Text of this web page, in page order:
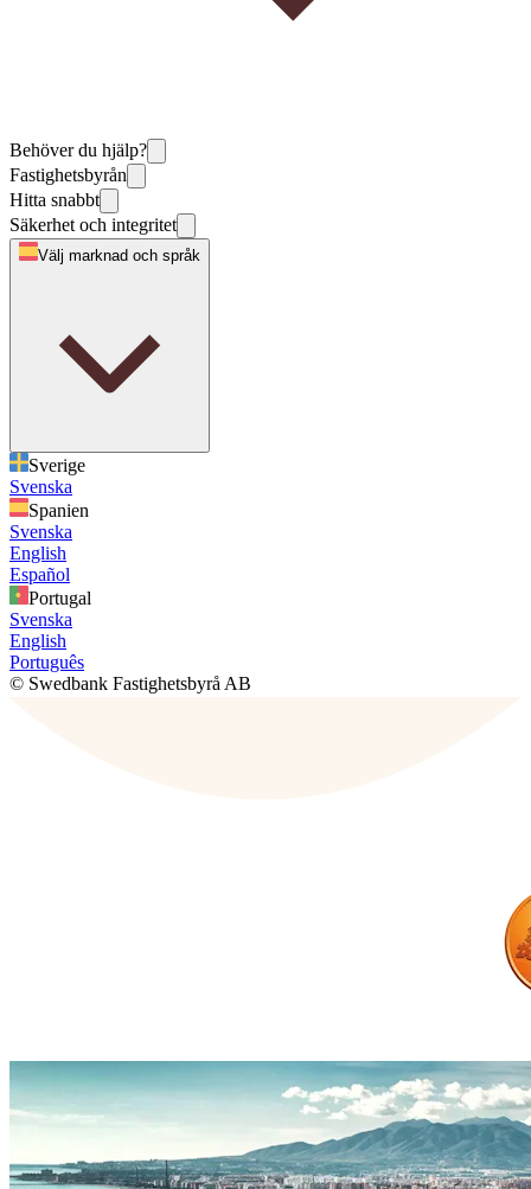
Behöver du hjälp?
Fastighetsbyrån
Hitta snabbt
Säkerhet och integritet
Välj marknad och språk
Sverige
Svenska
Spanien
Svenska
English
Español
Portugal
Svenska
English
Português
© Swedbank Fastighetsbyrå AB